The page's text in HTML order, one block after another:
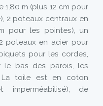
m (plus 12 cm pour
2 poteaux centraux en
pour les pointes), un
poteaux en acier pour
pour les cordes,
le bas des parois, les
La toile est en coton
imperméabilisé), de